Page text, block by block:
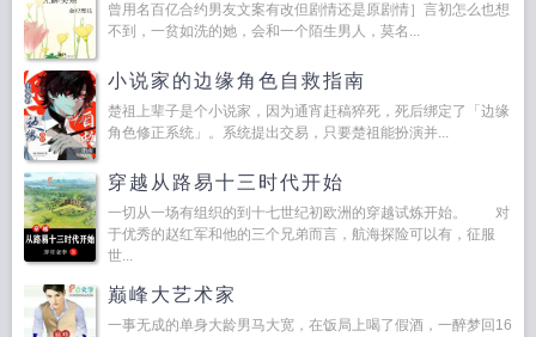
曾用名百亿合约男友文案有改但剧情还是原剧情］言初怎么也想
不到，一贫如洗的她，会和一个陌生男人，莫名...
小说家的边缘角色自救指南
楚祖上辈子是个小说家，因为通宵赶稿猝死，死后绑定了「边缘
角色修正系统」。系统提出交易，只要楚祖能扮演并...
穿越从路易十三时代开始
一切从一场有组织的到十七世纪初欧洲的穿越试炼开始。 对
于优秀的赵红军和他的三个兄弟而言，航海探险可以有，征服
世...
巅峰大艺术家
一事无成的单身大龄男马大宽，在饭局上喝了假酒，一醉梦回16